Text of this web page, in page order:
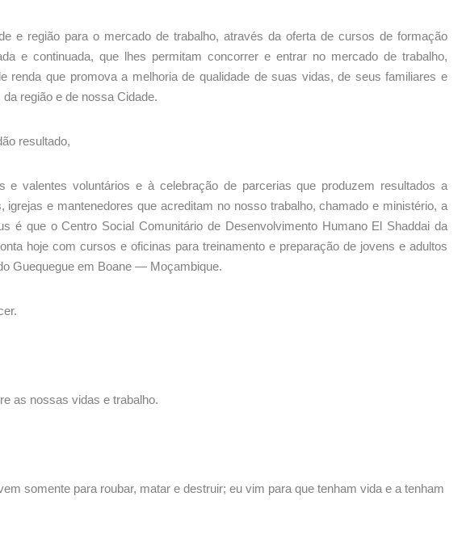
e região para o mercado de trabalho, através da oferta de cursos de formação
e continuada, que lhes permitam concorrer e entrar no mercado de trabalho,
renda que promova a melhoria de qualidade de suas vidas, de seus familiares e
região e de nossa Cidade.
resultado,
e valentes voluntários e à celebração de parcerias que produzem resultados a
e mantenedores que acreditam no nosso trabalho, chamado e ministério, a
é que o Centro Social Comunitário de Desenvolvimento Humano El Shaddai da
hoje com cursos e oficinas para treinamento e preparação de jovens e adultos
Guequegue em Boane — Moçambique.
as nossas vidas e trabalho.
somente para roubar, matar e destruir; eu vim para que tenham vida e a tenham